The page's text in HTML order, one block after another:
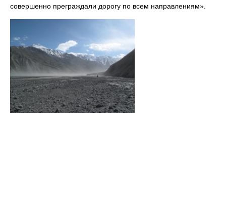
совершенно преграждали дорогу по всем направлениям».